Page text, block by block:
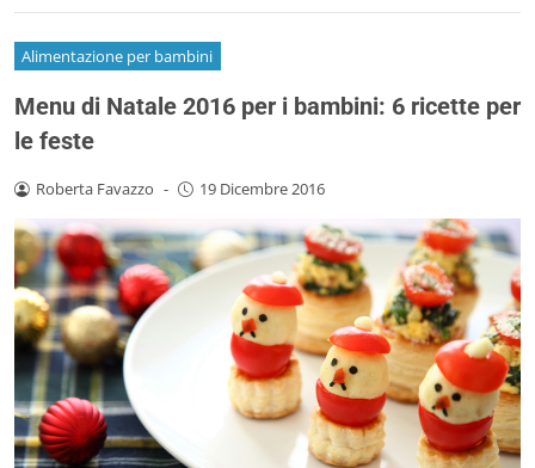
Alimentazione per bambini
Menu di Natale 2016 per i bambini: 6 ricette per
le feste
Roberta Favazzo - 19 Dicembre 2016